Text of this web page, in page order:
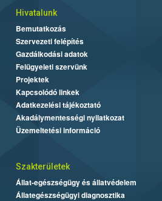
Hivatalunk
Bemutatkozás
Szervezeti felépítés
Gazdálkodási adatok
Felügyeleti szervünk
Projektek
Kapcsolódó linkek
Adatkezelési tájékoztató
Akadálymentességi nyilatkozat
Üzemeltetési információ
Szakterületek
Állat-egészségügy és állatvédelem
Állategészségügyi diagnosztika